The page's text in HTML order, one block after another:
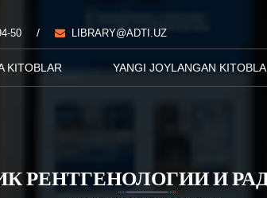
50 / LIBRARY@ADTI.UZ
KITOBLAR YANGI JOYLANGAN
РЕНТГЕНОЛОГИИ И